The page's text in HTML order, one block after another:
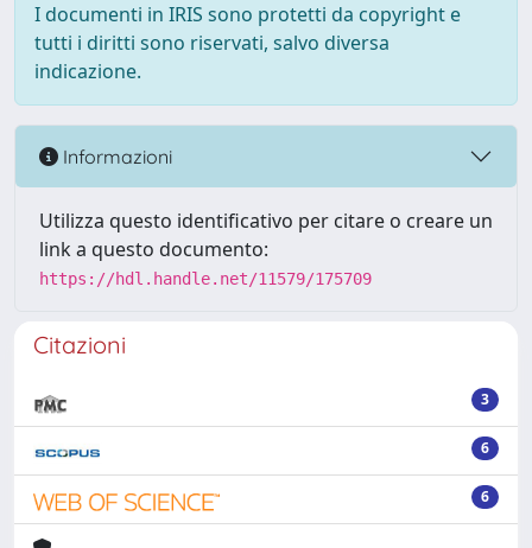
I documenti in IRIS sono protetti da copyright e
tutti i diritti sono riservati, salvo diversa
indicazione.
Informazioni
Utilizza questo identificativo per citare o creare un
link a questo documento:
https://hdl.handle.net/11579/175709
Citazioni
3
6
6